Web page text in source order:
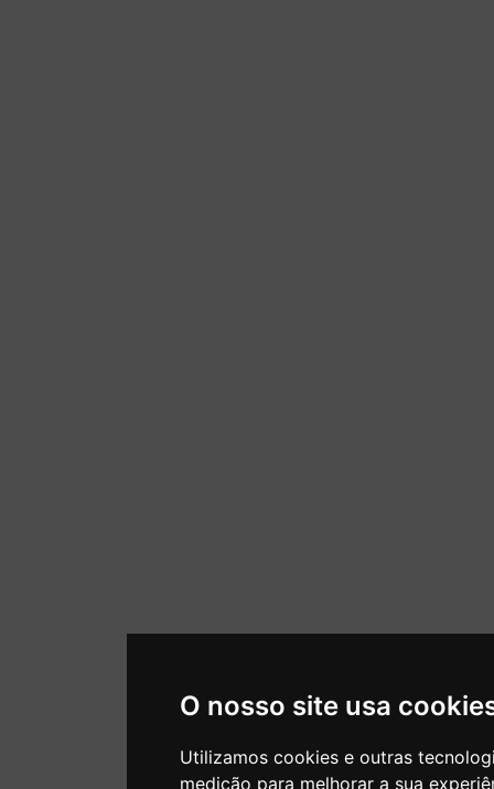
O nosso site usa
Utilizamos cookies e outras
medição para melhorar a sua